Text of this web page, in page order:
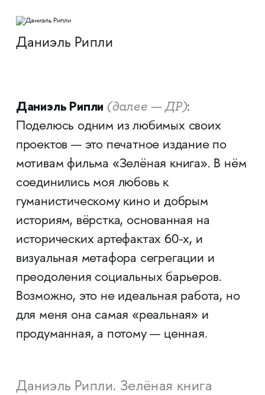
Даниэль Рипли
Даниэль Рипли (далее — ДР):
Поделюсь одним из любимых своих
проектов — это печатное издание по
мотивам фильма «Зелёная книга». В нём
соединились моя любовь к
гуманистическому кино и добрым
историям, вёрстка, основанная на
исторических артефактах 60-х, и
визуальная метафора сегрегации и
преодоления социальных барьеров.
Возможно, это не идеальная работа, но
для меня она самая «реальная» и
продуманная, а потому — ценная.
Даниэль Рипли. Зелёная книга